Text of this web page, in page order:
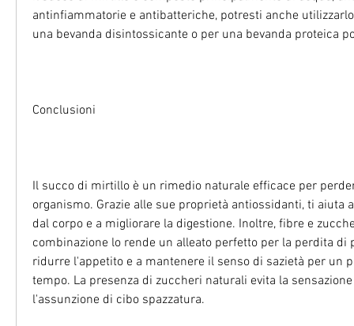
antinfiammatorie e antibatteriche, potresti anche
una bevanda disintossicante o per una bevanda proteica
Conclusioni
Il succo di mirtillo è un rimedio naturale efficace per
organismo. Grazie alle sue proprietà antiossidanti, ti aiuta
dal corpo e a migliorare la digestione. Inoltre, fibre e
combinazione lo rende un alleato perfetto per la perdita di
ridurre l'appetito e a mantenere il senso di sazietà per un
tempo. La presenza di zuccheri naturali evita la
l'assunzione di cibo spazzatura.